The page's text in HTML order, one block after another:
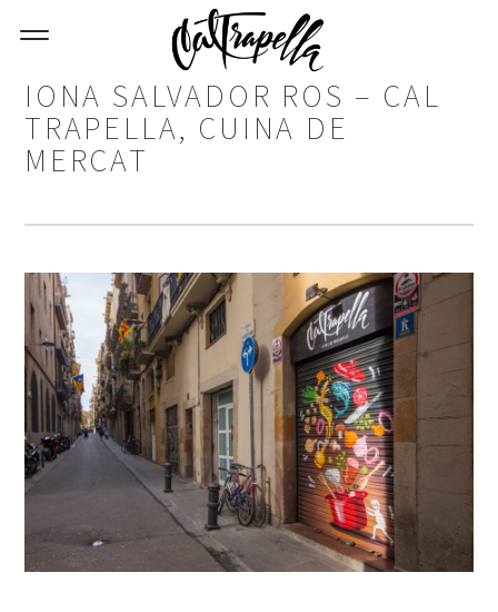
IONA SALVADOR ROS – CAL
TRAPELLA, CUINA DE
MERCAT